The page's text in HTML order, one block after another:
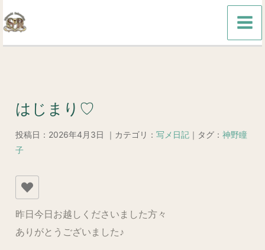
容
を
はじまり♡
投稿日：2026年4月3日 ｜カテゴリ： 写メ日記｜タグ： 神野瞳
子
昨日今日お越しくださいました方々
ありがとうございました♪